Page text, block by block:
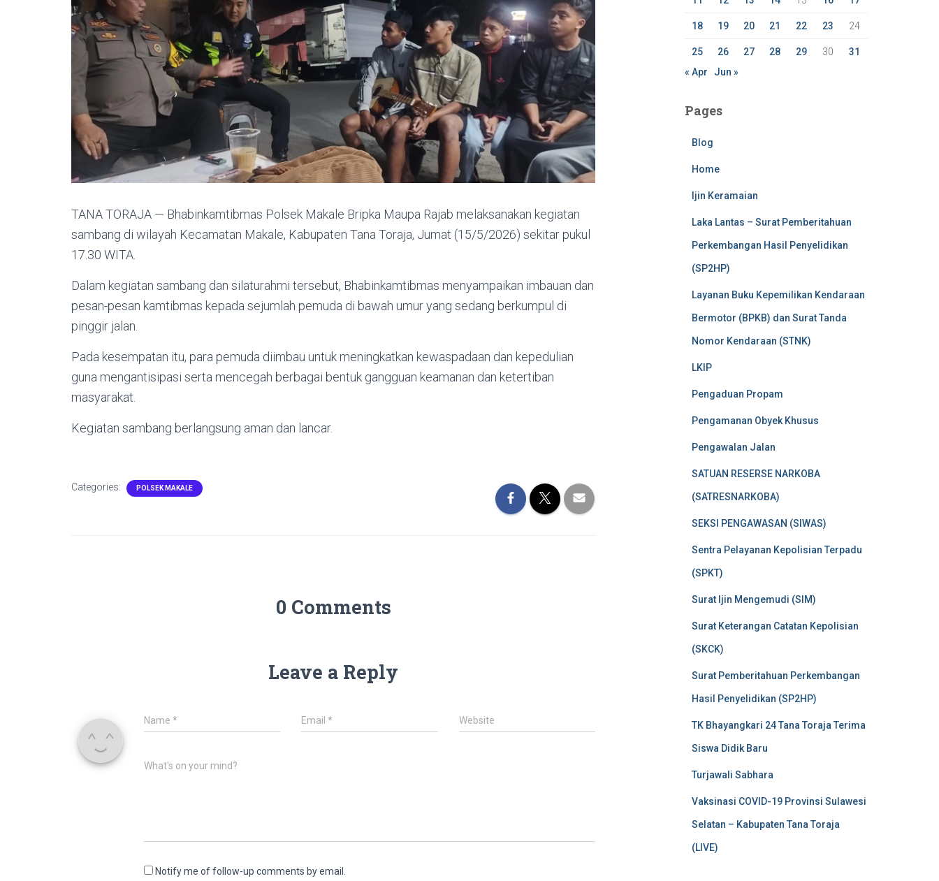
TANA TORAJA — Bhabinkamtibmas Polsek Makale Bripka Maupa Rajab melaksanakan kegiatan
sambang di wilayah Kecamatan Makale, Kabupaten Tana Toraja, Jumat (15/5/2026) sekitar pukul
17.30 WITA.
Dalam kegiatan sambang dan silaturahmi tersebut, Bhabinkamtibmas menyampaikan imbauan dan
pesan-pesan kamtibmas kepada sejumlah pemuda di bawah umur yang sedang berkumpul di
pinggir jalan.
Pada kesempatan itu, para pemuda diimbau untuk meningkatkan kewaspadaan dan kepedulian
guna mengantisipasi serta mencegah berbagai bentuk gangguan keamanan dan ketertiban
masyarakat.
Kegiatan sambang berlangsung aman dan lancar.
Categories: POLSEK MAKALE
0 Comments
Leave a Reply
Name * Email* Website
What's on your mind?
Notify me of follow-up comments by email.
18 19 20 21 22 23 24
25 26 27 28 29 30
31
« Apr
Jun »
Pages
Blog
Home
Ijin Keramaian
Laka Lantas – Surat Pemberitahuan
Perkembangan Hasil Penyelidikan
(SP2HP)
Layanan Buku Kepemilikan Kendaraan
Bermotor (BPKB) dan Surat Tanda
Nomor Kendaraan (STNK)
LKIP
Pengaduan Propam
Pengamanan Obyek Khusus
Pengawalan Jalan
SATUAN RESERSE NARKOBA
(SATRESNARKOBA)
SEKSI PENGAWASAN (SIWAS)
Sentra Pelayanan Kepolisian Terpadu
(SPKT)
Surat Ijin Mengemudi (SIM)
Surat Keterangan Catatan Kepolisian
(SKCK)
Surat Pemberitahuan Perkembangan
Hasil Penyelidikan (SP2HP)
TK Bhayangkari 24 Tana Toraja Terima
Siswa Didik Baru
Turjawali Sabhara
Vaksinasi COVID-19 Provinsi Sulawesi
Selatan – Kabupaten Tana Toraja
(LIVE)